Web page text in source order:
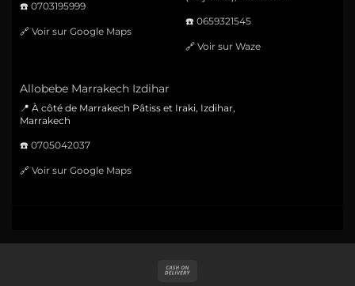
☎️ 0703195999
🔗 Voir sur Google Maps
☎️ 0659321545
🔗 Voir sur Waze
Allobebe Marrakech Izdihar
📍 À côté de Marrakech Pâtiss et Iraki, Izdihar,
Marrakech
☎️ 0705042037
🔗 Voir sur Google Maps